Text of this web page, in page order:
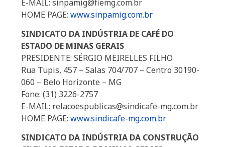
E-MAIL: sinpamig@fiemg.com.br
HOME PAGE:www.sinpamig.com.br
SINDICATO DA INDÚSTRIA DE CAFÉ DO
ESTADO DE MINAS GERAIS
PRESIDENTE: SÉRGIO MEIRELLES FILHO
Rua Tupis, 457 – Salas 704/707 – Centro 30190-
060 – Belo Horizonte – MG
Fone: (31) 3226-2757
E-MAIL: relacoespublicas@sindicafe-mg.com.br
HOME PAGE:www.sindicafe-mg.com.br
SINDICATO DA INDÚSTRIA DA CONSTRUÇÃO